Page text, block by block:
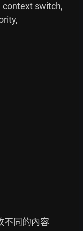
context switch,
不同的內容